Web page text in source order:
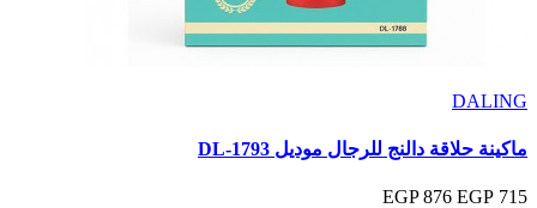
DALING
ماكينة حلاقة دالنج للرجال موديل DL-1793
715 EGP
876 EGP